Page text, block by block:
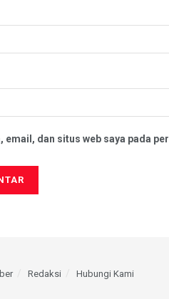
email, dan situs web saya pada
Redaksi Hubungi Kami